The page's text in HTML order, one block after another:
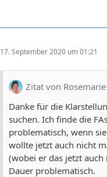
wenn ein Mann sich
Anastasie - um die geht
ihre Gesundheit, da will
zusammen wäre,
versucht man nämlich
Ich denke mal
die genannten 20
17. September 2020 um 01:21
Zitat von Rosemarie
Danke für die
suchen. Ich finde die
problematisch, wenn
wollte jetzt auch nicht
(wobei er das jetzt
Dauer problematisch.